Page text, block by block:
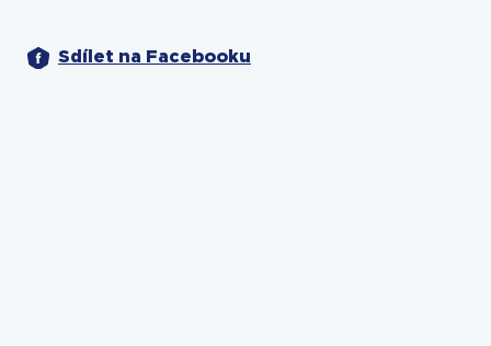
Sdílet na Facebooku